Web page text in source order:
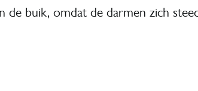
buik, omdat de darmen zich